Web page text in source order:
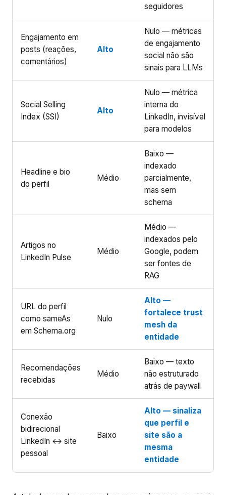
seguidores
Engajamento em
posts (reações,
comentários)
Alto
Nulo — métricas
de engajamento
social não são
sinais para LLMs
Social Selling
Index (SSI)
Alto
Nulo — métrica
interna do
LinkedIn, invisível
para modelos
Headline e bio
do perfil
Médio
Baixo —
indexado
parcialmente,
mas sem
schema
Artigos no
LinkedIn Pulse
Médio
Médio —
indexados pelo
Google, podem
ser fontes de
RAG
URL do perfil
como sameAs
em Schema.org
Nulo
Alto —
fortalece trust
mesh da
entidade
Recomendações
recebidas
Médio
Baixo — texto
não estruturado
atrás de paywall
Conexão
bidirecional
LinkedIn ↔ site
pessoal
Baixo
Alto — sinaliza
que perfil e
site são a
mesma
entidade